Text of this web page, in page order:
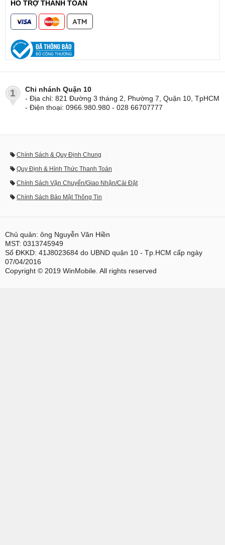
HỖ TRỢ THANH TOÁN
1
Chi nhánh Quận 10
- Địa chỉ: 821 Đường 3 tháng 2, Phường 7, Quận 10, TpHCM
- Điện thoại: 0966.980.980 - 028 66707777
Chính Sách & Quy Định Chung
Quy Định & Hình Thức Thanh Toán
Chính Sách Vận Chuyển/Giao Nhận/Cài Đặt
Chính Sách Bảo Mật Thông Tin
Chủ quản: ông Nguyễn Văn Hiền
MST: 0313745949
Số ĐKKD: 41J8023684 do UBND quận 10 - Tp.HCM cấp ngày
07/04/2016
Copyright © 2019 WinMobile. All rights reserved